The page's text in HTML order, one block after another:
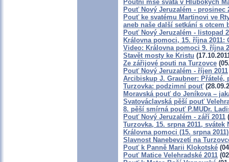
Poutní mše svatá v Hlubokých
Pouť Nový Jeruzalém - prosinec
Pouť ke svatému Martinovi ve
aneb naše další setkání s otcem
Pouť Nový Jeruzalém - listopad
Královna pomoci, 15. října
Video: Královna pomoci 9. října
Stavět mosty ke Kristu
Ze zářijové pouti na Turzovce
Pouť Nový Jeruzalém - říjen 2011
Arcibiskup J. Graubner:
Turzovka: podzimní pouť
Moravská pouť do Jeníkova –
Svatováclavská pěší pouť
8. pěší smírná pouť P.MUDr.
Pouť Nový Jeruzalém - září 2011
Turzovka, 15. srpna 2011, svátek
Královna pomoci (15. srpna
Slavnost Nanebevzetí na
Pouť k Panně Marii Klokotské
Pouť Matice Velehradské 2011